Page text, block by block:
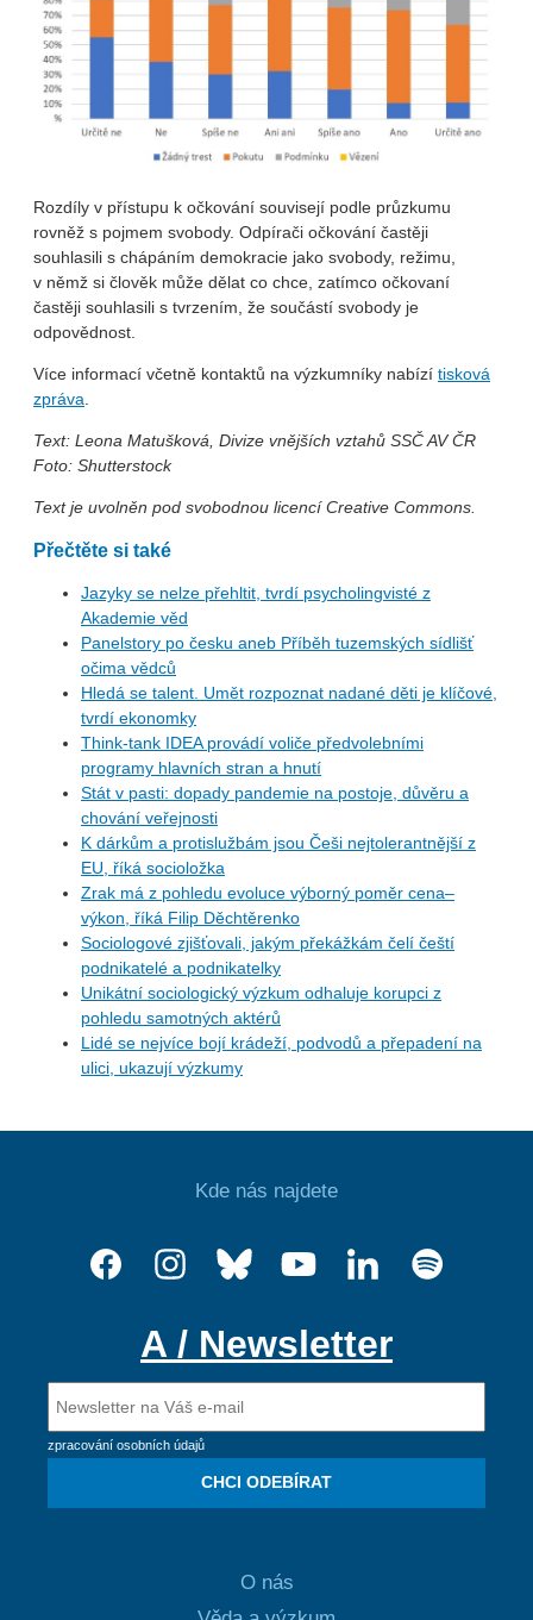
Rozdíly v přístupu k očkování souvisejí podle průzkumu
rovněž s pojmem svobody. Odpírači očkování častěji
souhlasili s chápáním demokracie jako svobody, režimu,
v němž si člověk může dělat co chce, zatímco očkovaní
častěji souhlasili s tvrzením, že součástí svobody je
odpovědnost.
Více informací včetně kontaktů na výzkumníky nabízí tisková
zpráva
Text: Leona Matušková, Divize vnějších vztahů SSČ AV ČR
Foto: Shutterstock
Text je uvolněn pod svobodnou licencí Creative Commons.
Přečtěte si také
Jazyky se nelze přehltit, tvrdí psycholingvisté z
Akademie věd
Panelstory po česku aneb Příběh tuzemských sídlišť
očima vědců
Hledá se talent. Umět rozpoznat nadané děti je klíčové,
tvrdí ekonomky
Think-tank IDEA provádí voliče předvolebními
programy hlavních stran a hnutí
Stát v pasti: dopady pandemie na postoje, důvěru a
chování veřejnosti
K dárkům a protislužbám jsou Češi nejtolerantnější z
EU, říká socioložka
Zrak má z pohledu evoluce výborný poměr cena–
výkon, říká Filip Děchtěrenko
Sociologové zjišťovali, jakým překážkám čelí čeští
podnikatelé a podnikatelky
Unikátní sociologický výzkum odhaluje korupci z
pohledu samotných aktérů
Lidé se nejvíce bojí krádeží, podvodů a přepadení na
ulici, ukazují výzkumy
Kde nás najdete
A / Newsletter
zpracování osobních údajů
CHCI ODEBÍRAT
O nás